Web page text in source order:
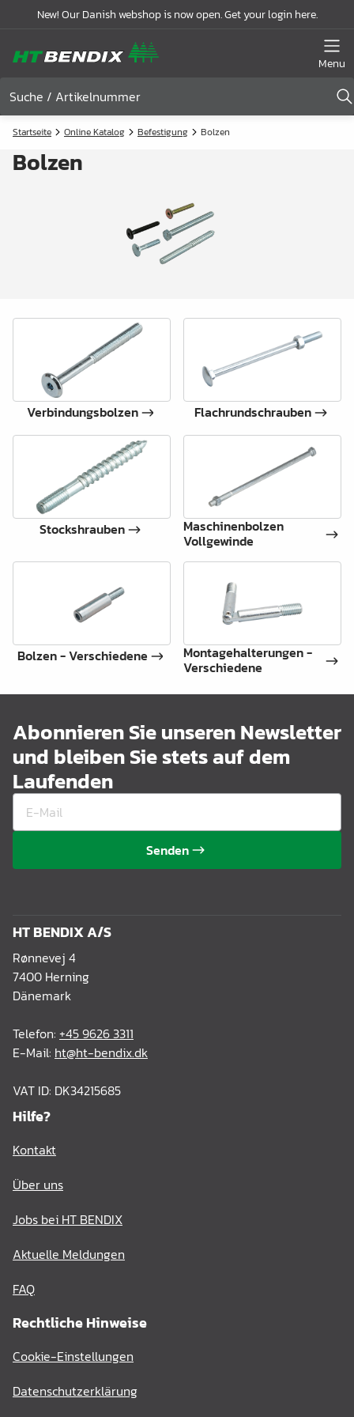
New! Our Danish webshop is now open. Get your login here.
Menu
Startseite Online Katalog Befestigung Bolzen
Bolzen
Verbindungsbolzen Flachrundschrauben
Stockshrauben Maschinenbolzen
Vollgewinde
Bolzen - Verschiedene Montagehalterungen -
Verschiedene
Abonnieren Sie unseren Newsletter
und bleiben Sie stets auf dem
Laufenden
Senden
HT BENDIX A/S
Rønnevej 4
7400 Herning
Dänemark
Telefon: +45 9626 3311
E-Mail: ht@ht-bendix.dk
VAT ID: DK34215685
Hilfe?
Kontakt
Über uns
Jobs bei HT BENDIX
Aktuelle Meldungen
FAQ
Rechtliche Hinweise
Cookie-Einstellungen
Datenschutzerklärung